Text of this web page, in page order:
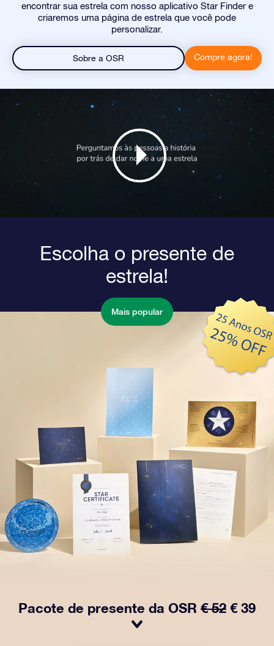
encontrar sua estrela com nosso aplicativo Star Finder e
criaremos uma página de estrela que você pode
personalizar.
Sobre a OSR Compre agora!
Escolha o presente de
estrela!
Mais popular
Pacote de presente da OSR € 52 € 39